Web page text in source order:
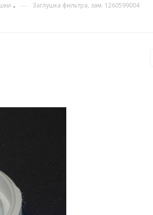
— Заглушка фильтра, зам. 1260599004